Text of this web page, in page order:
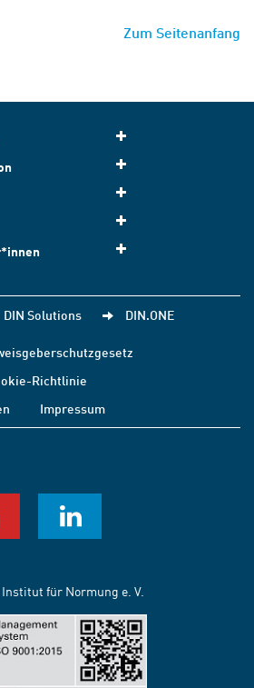
Zum Seitenanfang
DIN Solutions DIN.ONE
Richtlinie
Impressum
für Normung e. V.